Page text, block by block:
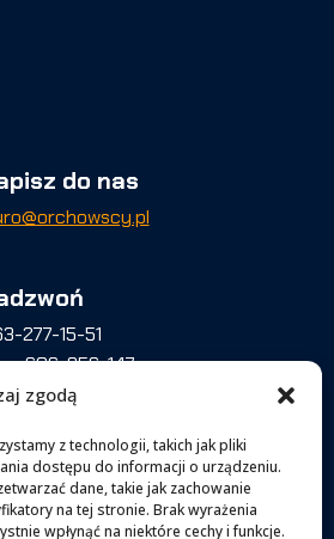
zgodą
z technologii, takich jak pliki
dostępu do informacji o urządzeniu.
dane, takie jak zachowanie
na tej stronie. Brak wyrażenia
wpłynąć na niektóre cechy i funkcje.
do nas
277-15-51
606-956-147
BUT.Orchowscy